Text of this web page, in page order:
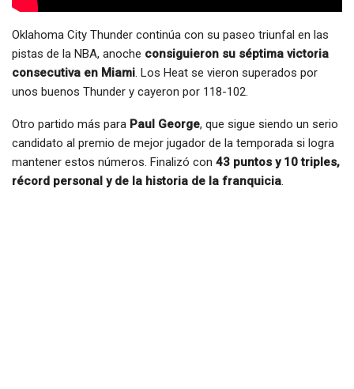
Oklahoma City Thunder continúa con su paseo triunfal en las
pistas de la NBA, anoche consiguieron su séptima victoria
consecutiva en Miami. Los Heat se vieron superados por
unos buenos Thunder y cayeron por 118-102.
Otro partido más para Paul George, que sigue siendo un serio
candidato al premio de mejor jugador de la temporada si logra
mantener estos números. Finalizó con 43 puntos y 10 triples,
récord personal y de la historia de la franquicia.